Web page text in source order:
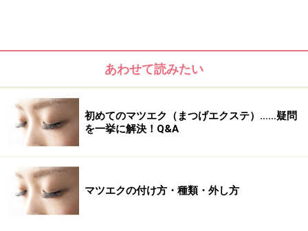
あわせて読みたい
初めてのマツエク（まつげエクステ）……疑問
を一挙に解決！Q&A
マツエクの付け方・種類・外し方